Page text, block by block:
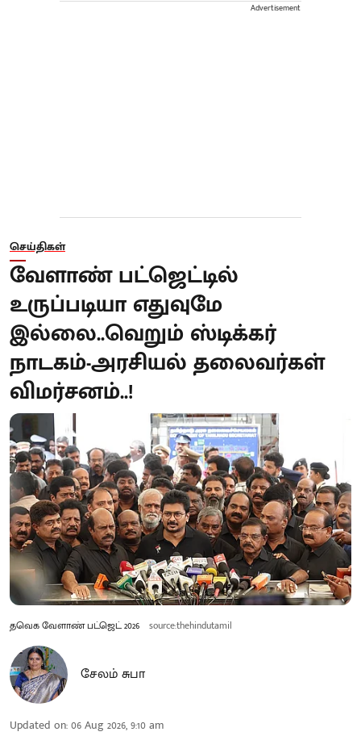
Advertisement
செய்திகள்
வேளாண் பட்ஜெட்டில்
உருப்படியா எதுவுமே
இல்லை..வெறும் ஸ்டிக்கர்
நாடகம்-அரசியல் தலைவர்கள்
விமர்சனம்..!
தவெக வேளாண் பட்ஜெட் 2026 source:thehindutamil
சேலம் சுபா
Updated on:06 Aug 2026, 9:10 am